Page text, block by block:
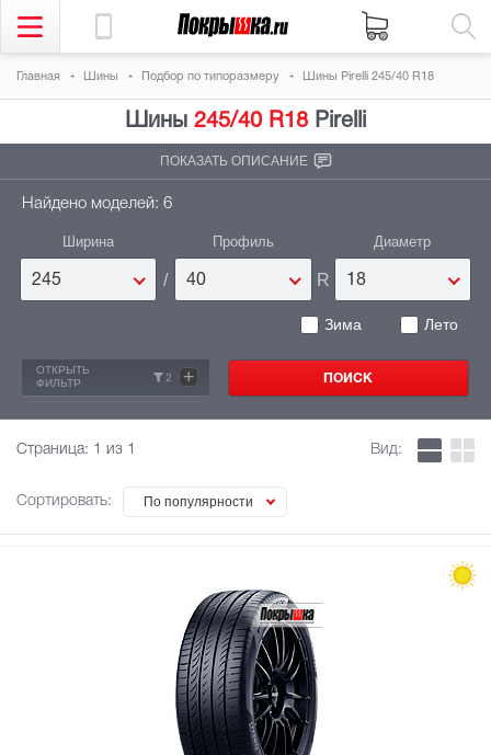
Главная Шины Подбор по типоразмеру Шины Pirelli 245/40 R18
Шины 245/40 R18 Pirelli
ПОКАЗАТЬ ОПИСАНИЕ
Найдено моделей: 6
Ширина
245 /
Профиль
40 R
Диаметр
18
Зима Лето
ОТКРЫТЬ
ФИЛЬТР
2 +
Страница: 1 из 1
Сортировать: По популярности
Вид: